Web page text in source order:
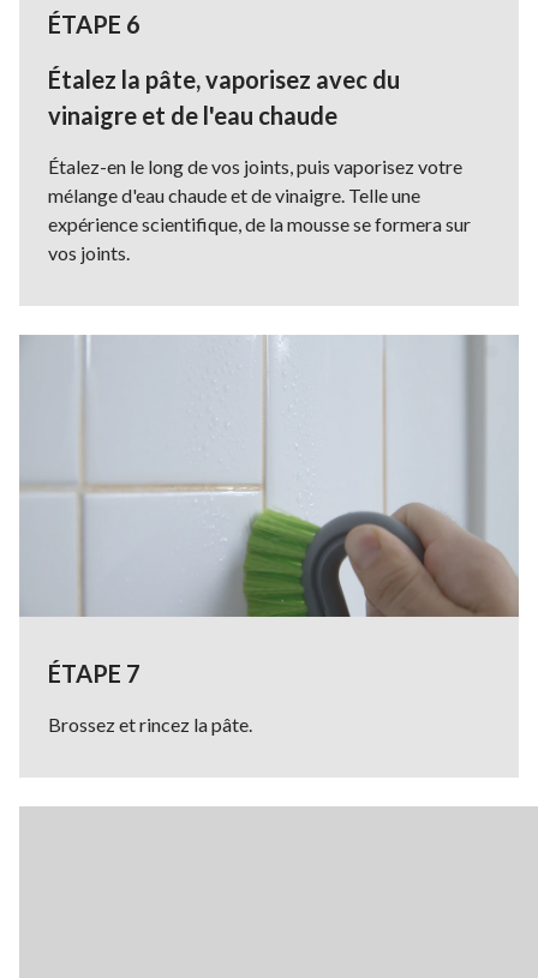
ÉTAPE 6
Étalez la pâte, vaporisez avec du
vinaigre et de l'eau chaude
Étalez-en le long de vos joints, puis vaporisez votre
mélange d'eau chaude et de vinaigre. Telle une
expérience scientifique, de la mousse se formera sur
vos joints.
ÉTAPE 7
Brossez et rincez la pâte.